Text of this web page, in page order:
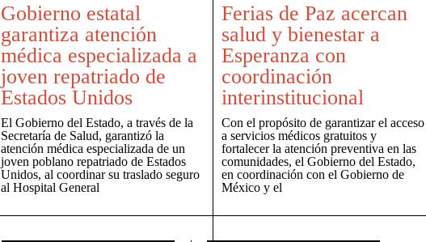
Gobierno estatal
garantiza atención
médica especializada a
joven repatriado de
Estados Unidos
El Gobierno del Estado, a través de la
Secretaría de Salud, garantizó la
atención médica especializada de un
joven poblano repatriado de Estados
Unidos, al coordinar su traslado seguro
al Hospital General
Ferias de Paz acercan
salud y bienestar a
Esperanza con
coordinación
interinstitucional
Con el propósito de garantizar el acceso
a servicios médicos gratuitos y
fortalecer la atención preventiva en las
comunidades, el Gobierno del Estado,
en coordinación con el Gobierno de
México y el